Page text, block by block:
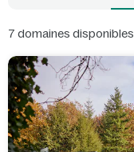
7 domaines disponibles